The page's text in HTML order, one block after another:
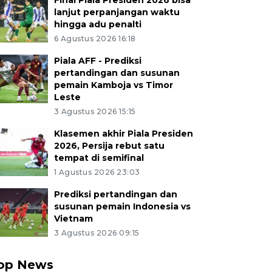
lanjut perpanjangan waktu
hingga adu penalti
6 Agustus 2026 16:18
Piala AFF - Prediksi
pertandingan dan susunan
pemain Kamboja vs Timor
Leste
3 Agustus 2026 15:15
Klasemen akhir Piala Presiden
2026, Persija rebut satu
tempat di semifinal
1 Agustus 2026 23:03
Prediksi pertandingan dan
susunan pemain Indonesia vs
Vietnam
3 Agustus 2026 09:15
News